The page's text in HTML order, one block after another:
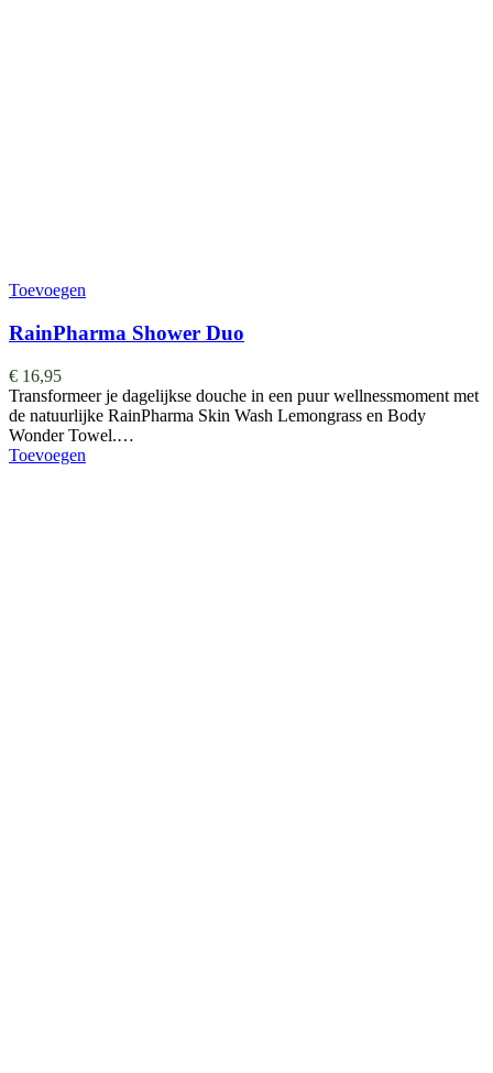
Toevoegen
RainPharma Shower Duo
€ 16,95
Transformeer je dagelijkse douche in een puur wellnessmoment met
de natuurlijke RainPharma Skin Wash Lemongrass en Body
Wonder Towel.…
Toevoegen